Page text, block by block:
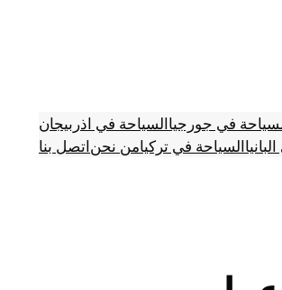
في جورجياالسياحة في اذربيجان
السياحة في تركيامن نحناتصل بنا